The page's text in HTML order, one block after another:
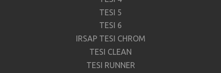
TESI 5
TESI 6
IRSAP TESI CHROM
TESI CLEAN
TESI RUNNER